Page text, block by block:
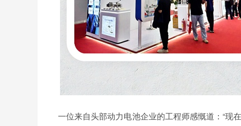
一位来自头部动力电池企业的工程师感慨道：“现